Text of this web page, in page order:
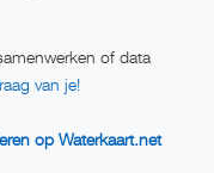
of data
van je!
op Waterkaart.net